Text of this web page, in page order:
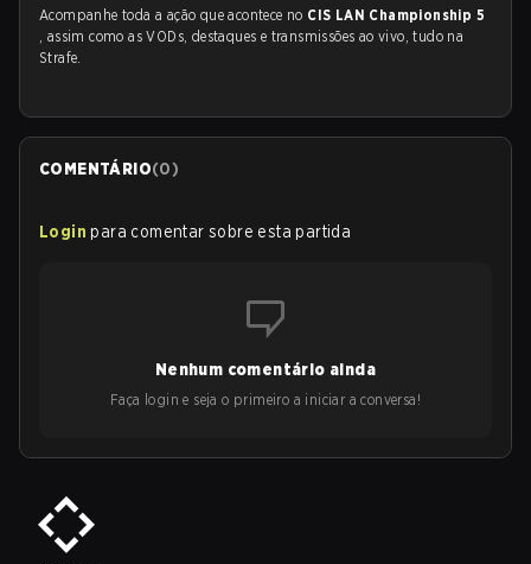
Acompanhe toda a ação que acontece no CIS LAN Championship 5
, assim como as VODs, destaques e transmissões ao vivo, tudo na
Strafe.
COMENTÁRIO(0)
Login para comentar sobre esta partida
Nenhum comentário ainda
Faça login e seja o primeiro a iniciar a conversa!